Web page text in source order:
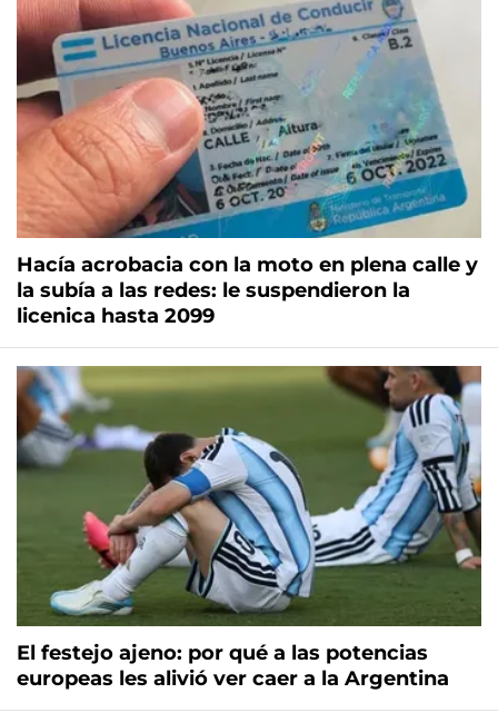
Hacía acrobacia con la moto en plena calle y
la subía a las redes: le suspendieron la
licenica hasta 2099
El festejo ajeno: por qué a las potencias
europeas les alivió ver caer a la Argentina